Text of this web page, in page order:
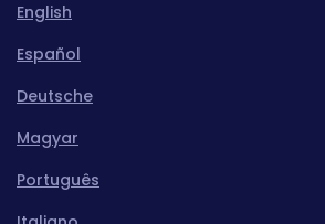
English
Español
Deutsche
Magyar
Português